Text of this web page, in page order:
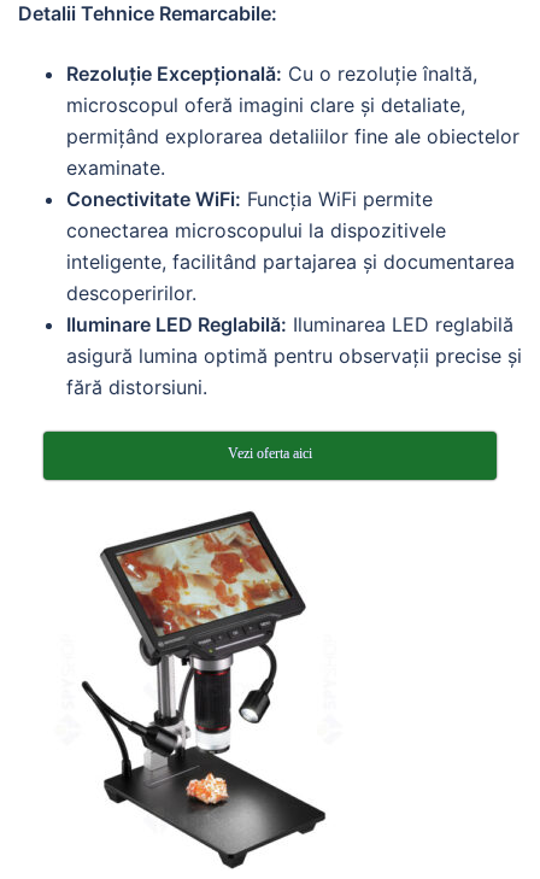
Detalii Tehnice Remarcabile:
Rezoluție Excepțională: Cu o rezoluție înaltă,
microscopul oferă imagini clare și detaliate,
permițând explorarea detaliilor fine ale obiectelor
examinate.
Conectivitate WiFi: Funcția WiFi permite
conectarea microscopului la dispozitivele
inteligente, facilitând partajarea și documentarea
descoperirilor.
Iluminare LED Reglabilă: Iluminarea LED reglabilă
asigură lumina optimă pentru observații precise și
fără distorsiuni.
Vezi oferta aici